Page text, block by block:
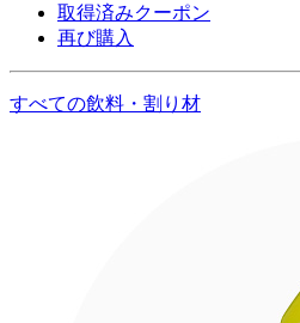
取得済みクーポン
再び購入
すべての飲料・割り材